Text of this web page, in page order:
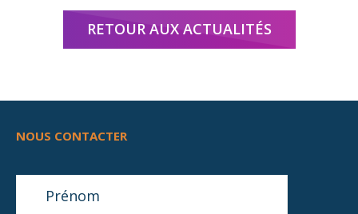
RETOUR AUX ACTUALITÉS
NOUS CONTACTER